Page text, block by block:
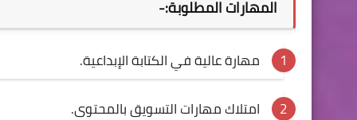
المهارات المطلوبة:-
مهارة عالية في الكتابة الإبداعية.
امتلاك مهارات التسويق بالمحتوى.